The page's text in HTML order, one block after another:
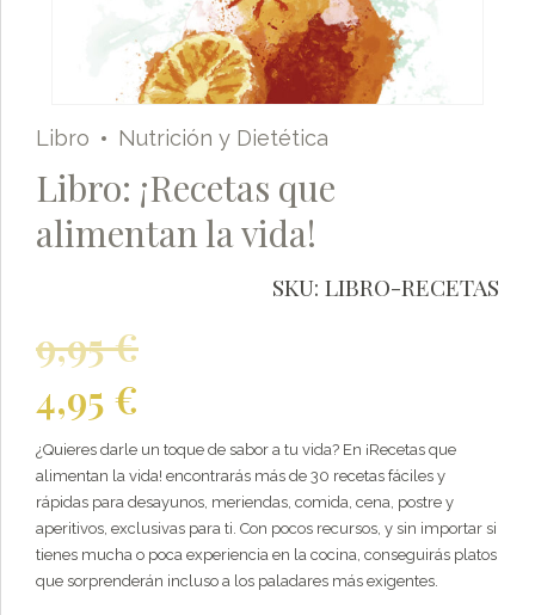
Libro Nutrición y Dietética
Libro: ¡Recetas que
alimentan la vida!
SKU: LIBRO-RECETAS
9,95€El
era:
9,95 €.
4,95 €
El
precio
actual
es:
4,95 €.
¿Quieres darle un toque de sabor a tu vida? En ¡Recetas que
alimentan la vida! encontrarás más de 30 recetas fáciles y
rápidas para desayunos, meriendas, comida, cena, postre y
aperitivos, exclusivas para ti. Con pocos recursos, y sin importar si
tienes mucha o poca experiencia en la cocina, conseguirás platos
que sorprenderán incluso a los paladares más exigentes.